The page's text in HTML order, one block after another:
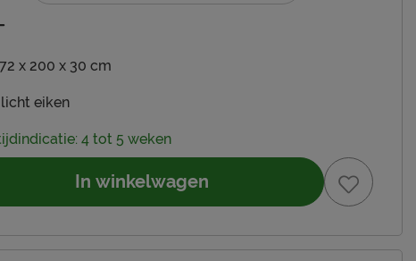
72 x 200 x 30 cm
licht eiken
4 tot 5 weken
In winkelwagen